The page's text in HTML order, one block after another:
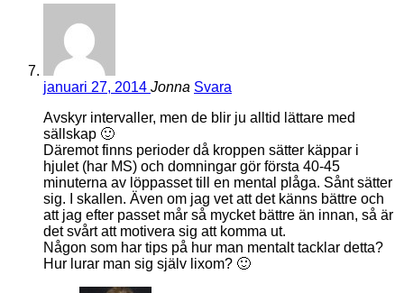
januari 27, 2014 Jonna Svara
Avskyr intervaller, men de blir ju alltid lättare med
sällskap 🙂
Däremot finns perioder då kroppen sätter käppar i
hjulet (har MS) och domningar gör första 40-45
minuterna av löppasset till en mental plåga. Sånt sätter
sig. I skallen. Även om jag vet att det känns bättre och
att jag efter passet mår så mycket bättre än innan, så är
det svårt att motivera sig att komma ut.
Någon som har tips på hur man mentalt tacklar detta?
Hur lurar man sig själv lixom? 🙂